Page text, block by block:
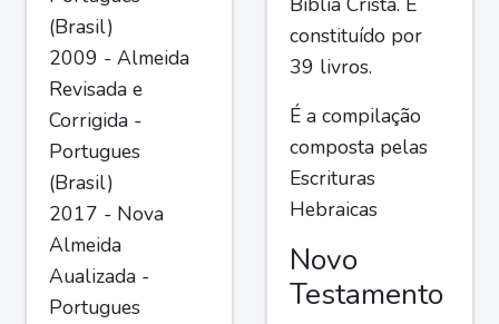
(Brasil)
2009 - Almeida
Revisada e
Corrigida -
Portugues
(Brasil)
2017 - Nova
Almeida
Aualizada -
Portugues
constituído por
39 livros.
É a compilação
composta pelas
Escrituras
Hebraicas
Novo
Testamento